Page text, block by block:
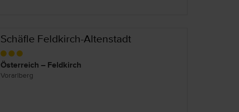
Schäfle Feldkirch-Altenstadt
Österreich – Feldkirch
Vorarlberg